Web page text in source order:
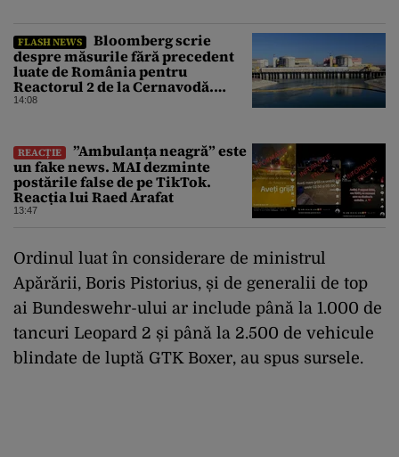
FLASH NEWS
Bloomberg scrie
despre măsurile fără precedent
luate de România pentru
Reactorul 2 de la Cernavodă.
Operațiunea a mai câștigat nouă
14:08
REACȚIE
”Ambulanța neagră” este
un fake news. MAI dezminte
postările false de pe TikTok.
Reacția lui Raed Arafat
13:47
Ordinul luat în considerare de ministrul
Apărării, Boris Pistorius, și de generalii de top
ai Bundeswehr-ului ar include până la 1.000 de
tancuri Leopard 2 și până la 2.500 de vehicule
blindate de luptă GTK Boxer, au spus sursele.